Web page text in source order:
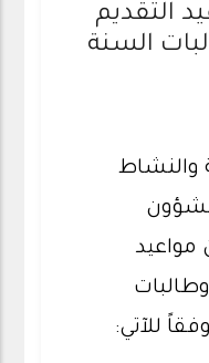
التقديم
السنة
والنشاط
مواعيد
وطالبات
للآتي: